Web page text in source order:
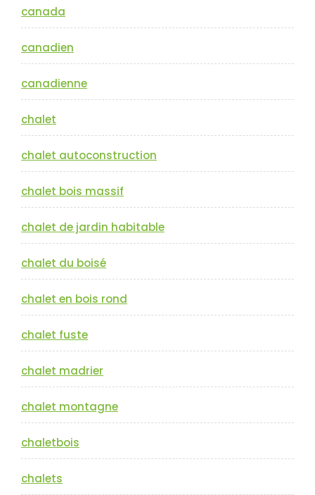
canada
canadien
canadienne
chalet
chalet autoconstruction
chalet bois massif
chalet de jardin habitable
chalet du boisé
chalet en bois rond
chalet fuste
chalet madrier
chalet montagne
chaletbois
chalets